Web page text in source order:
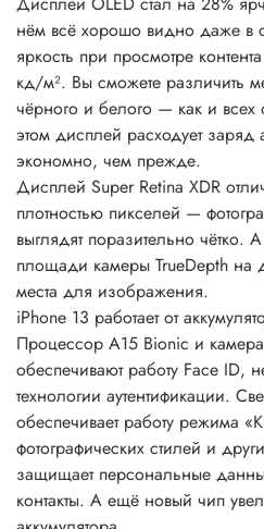
нём всё хорошо видно даже
яркость при просмотре
кд/ м². Вы сможете различить
чёрного и белого — как и всех
этом дисплей расходует
экономно, чем прежде.
Дисплей Super Retina XDR
плотностью пикселей —
выглядят поразительно
площади камеры TrueDepth на
места для изображения.
iPhone 13 работает от
Процессор A15 Bionic и камера
обеспечивают работу Face ID,
технологии аутентификации.
обеспечивает работу режима
фотографических стилей и
защищает персональные
контакты. А ещё новый чип